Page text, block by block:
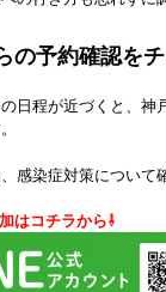
の予約確認を
日程が近づくと、神
感染症対策について
はコチラから⇩